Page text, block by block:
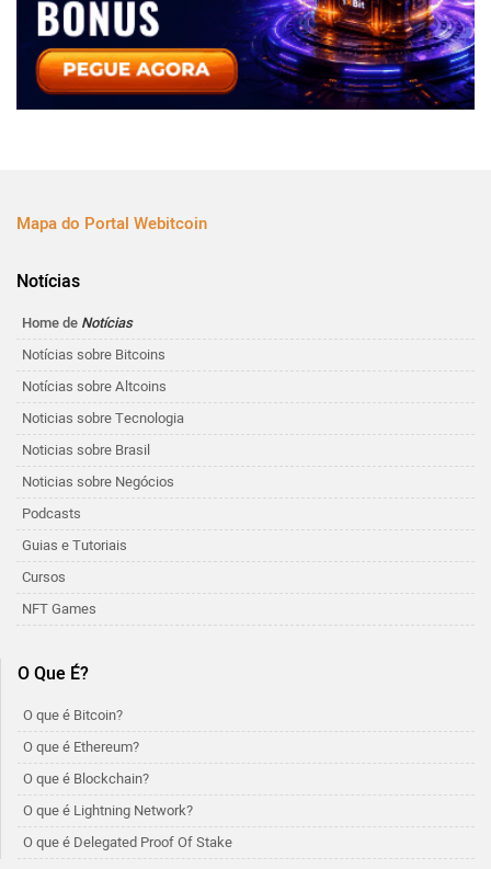
Mapa do Portal Webitcoin
Notícias
Home de Notícias
Notícias sobre Bitcoins
Notícias sobre Altcoins
Noticias sobre Tecnologia
Noticias sobre Brasil
Noticias sobre Negócios
Podcasts
Guias e Tutoriais
Cursos
NFT Games
O Que É?
O que é Bitcoin?
O que é Ethereum?
O que é Blockchain?
O que é Lightning Network?
O que é Delegated Proof Of Stake